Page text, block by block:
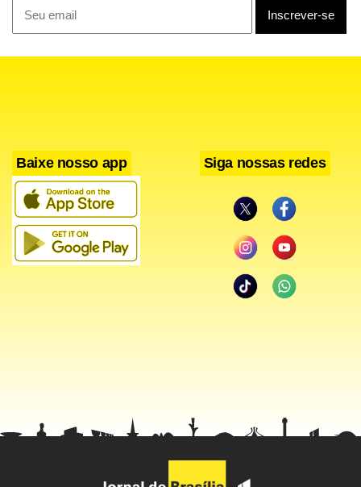
line;
– Apresentar a documentação
Baixe nosso app Siga nossas redes